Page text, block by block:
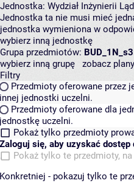
Jednostka: Wydział Inżynierii
Jednostka ta nie musi mieć
jednostka wymieniona w
wybierz inną jednostkę
Grupa przedmiotów: BUD_1N_s3
wybierz inną grupę
zobacz
Filtry
Przedmioty oferowane przez
innej jednostki uczelni.
Przedmioty oferowane dla
jednostkę uczelni.
Pokaż tylko przedmioty
Zaloguj się, aby uzyskać dostęp
Pokaż tylko te przedmioty,
Konkretniej - pokazuj tylko te